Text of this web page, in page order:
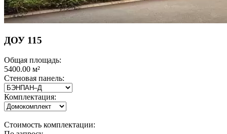
ДОУ 115
Общая площадь:
5400.00 м²
Стеновая панель:
Комплектация:
Стоимость комплектации: